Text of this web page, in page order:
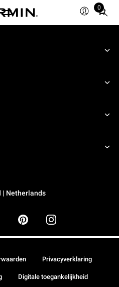
0
Total
items
cart:
| Netherlands
Privacyverklaring
Digitale toegankelijkheid